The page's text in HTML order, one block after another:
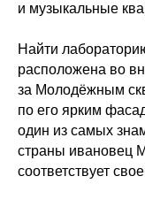
и музыкальные
Найти
расположена во
за Молодёжным
по его ярким
один из самых
страны ивановец
соответствует